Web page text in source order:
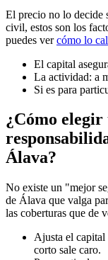
El precio no lo decide
civil, estos son los
puedes vercómo lo
El capital
La actividad: a
Si es para
¿Cómo elegir
Álava?
No existe un "mejor
de Álava que valga
las coberturas que de
Ajusta el capital
corto sale caro.